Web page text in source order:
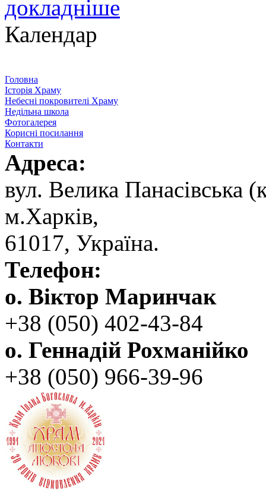
докладніше
Календар
Головна
Історія Храму
Небесні покровителі Храму
Недільна школа
Фотогалерея
Корисні посилання
Контакти
Адреса:
вул. ‬Велика Панасівська
‬м.Харків,
‬61017, ‬Україна.‎
Телефон:
о. Віктор Маринчак
+38 (050)‭ 402-43-84
о. Геннадій Рохманійко
+38 (050)‭ ‬966-39-96